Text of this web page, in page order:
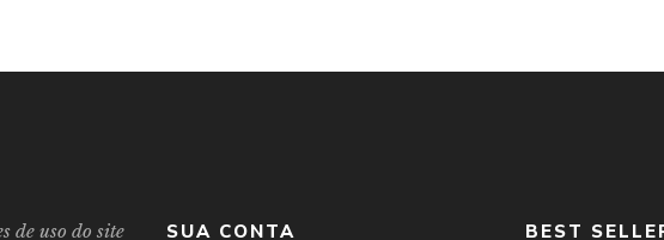
de uso do site SUA CONTA BEST